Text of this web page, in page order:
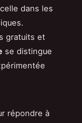
dans les
gratuits et
se distingue
répondre à